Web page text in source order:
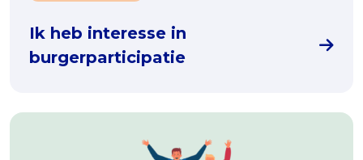
Ik heb interesse in
burgerparticipatie